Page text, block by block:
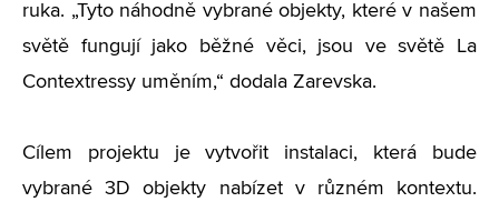
ruka. „Tyto náhodně vybrané objekty, které v našem
světě fungují jako běžné věci, jsou ve světě La
Contextressy uměním,“ dodala Zarevska.
Cílem projektu je vytvořit instalaci, která bude
vybrané 3D objekty nabízet v různém kontextu.